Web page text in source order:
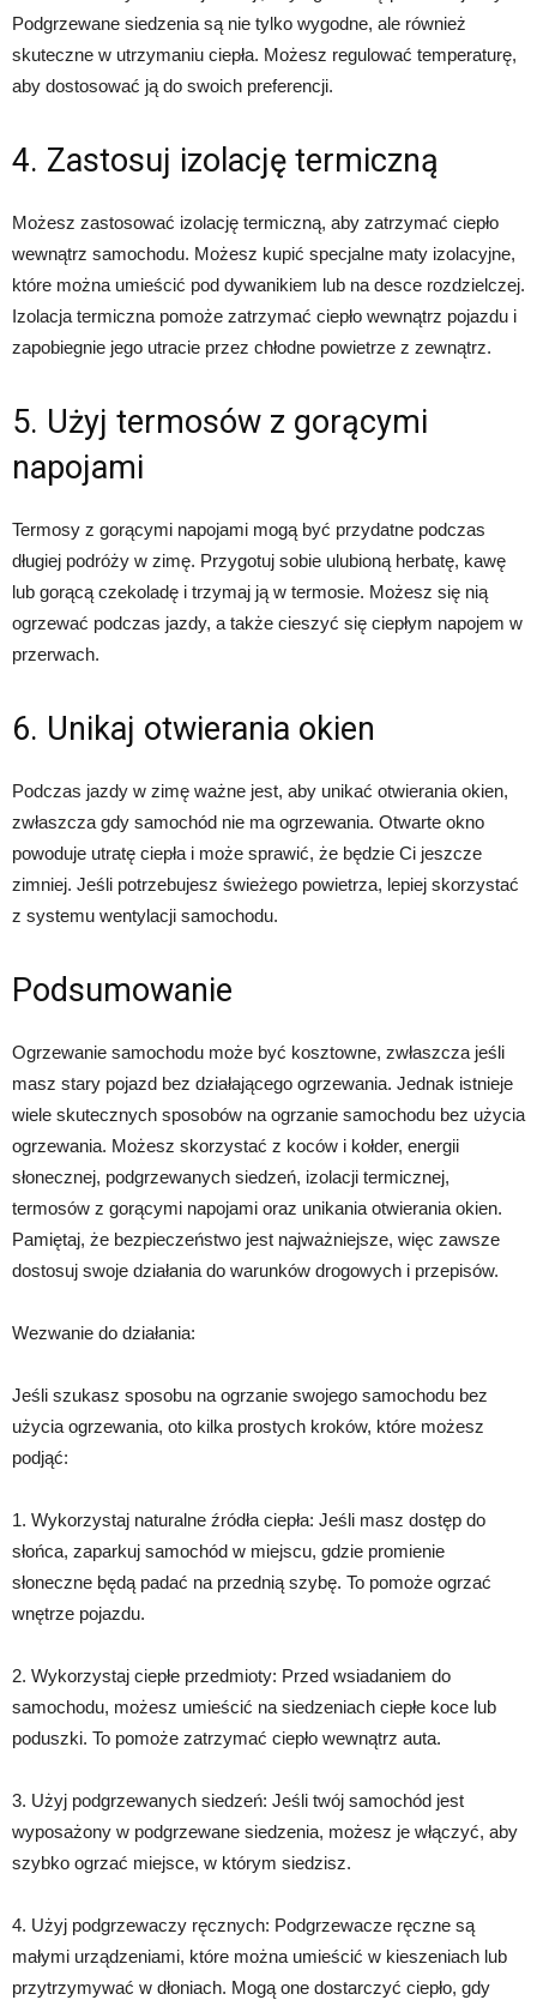
Podgrzewane siedzenia są nie tylko wygodne, ale również
skuteczne w utrzymaniu ciepła. Możesz regulować temperaturę,
aby dostosować ją do swoich preferencji.
4. Zastosuj izolację termiczną
Możesz zastosować izolację termiczną, aby zatrzymać ciepło
wewnątrz samochodu. Możesz kupić specjalne maty izolacyjne,
które można umieścić pod dywanikiem lub na desce rozdzielczej.
Izolacja termiczna pomoże zatrzymać ciepło wewnątrz pojazdu i
zapobiegnie jego utracie przez chłodne powietrze z zewnątrz.
5. Użyj termosów z gorącymi
napojami
Termosy z gorącymi napojami mogą być przydatne podczas
długiej podróży w zimę. Przygotuj sobie ulubioną herbatę, kawę
lub gorącą czekoladę i trzymaj ją w termosie. Możesz się nią
ogrzewać podczas jazdy, a także cieszyć się ciepłym napojem w
przerwach.
6. Unikaj otwierania okien
Podczas jazdy w zimę ważne jest, aby unikać otwierania okien,
zwłaszcza gdy samochód nie ma ogrzewania. Otwarte okno
powoduje utratę ciepła i może sprawić, że będzie Ci jeszcze
zimniej. Jeśli potrzebujesz świeżego powietrza, lepiej skorzystać
z systemu wentylacji samochodu.
Podsumowanie
Ogrzewanie samochodu może być kosztowne, zwłaszcza jeśli
masz stary pojazd bez działającego ogrzewania. Jednak istnieje
wiele skutecznych sposobów na ogrzanie samochodu bez użycia
ogrzewania. Możesz skorzystać z koców i kołder, energii
słonecznej, podgrzewanych siedzeń, izolacji termicznej,
termosów z gorącymi napojami oraz unikania otwierania okien.
Pamiętaj, że bezpieczeństwo jest najważniejsze, więc zawsze
dostosuj swoje działania do warunków drogowych i przepisów.
Wezwanie do działania:
Jeśli szukasz sposobu na ogrzanie swojego samochodu bez
użycia ogrzewania, oto kilka prostych kroków, które możesz
podjąć:
1. Wykorzystaj naturalne źródła ciepła: Jeśli masz dostęp do
słońca, zaparkuj samochód w miejscu, gdzie promienie
słoneczne będą padać na przednią szybę. To pomoże ogrzać
wnętrze pojazdu.
2. Wykorzystaj ciepłe przedmioty: Przed wsiadaniem do
samochodu, możesz umieścić na siedzeniach ciepłe koce lub
poduszki. To pomoże zatrzymać ciepło wewnątrz auta.
3. Użyj podgrzewanych siedzeń: Jeśli twój samochód jest
wyposażony w podgrzewane siedzenia, możesz je włączyć, aby
szybko ogrzać miejsce, w którym siedzisz.
4. Użyj podgrzewaczy ręcznych: Podgrzewacze ręczne są
małymi urządzeniami, które można umieścić w kieszeniach lub
przytrzymywać w dłoniach. Mogą one dostarczyć ciepło, gdy